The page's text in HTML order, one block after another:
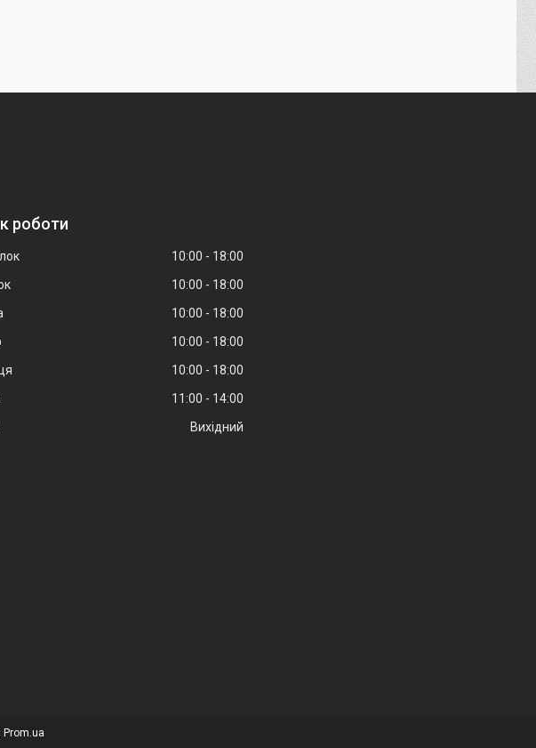
роботи
10:00
18:00
10:00
18:00
10:00
18:00
10:00
18:00
10:00
18:00
11:00
14:00
Вихідний
Prom.ua